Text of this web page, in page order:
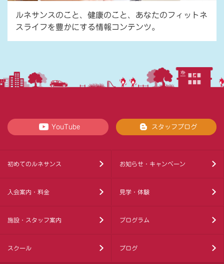
ルネサンスのこと、健康のこと、あなたのフィットネ
スライフを豊かにする情報コンテンツ。
YouTube スタッフブログ
初めてのルネサンス お知らせ・キャンペーン
入会案内・料金 見学・体験
施設・スタッフ案内 プログラム
スクール ブログ